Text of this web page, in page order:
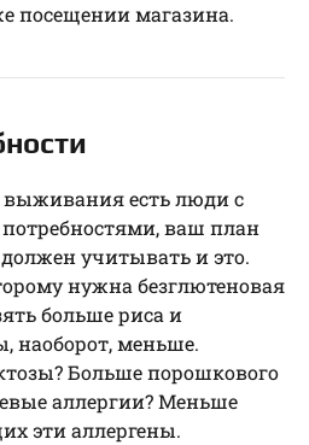
посещении магазина.
есть люди с
ваш план
учитывать и это.
нужна безглютеновая
больше риса и
наоборот, меньше.
Больше порошкового
аллергии? Меньше
эти аллергены.